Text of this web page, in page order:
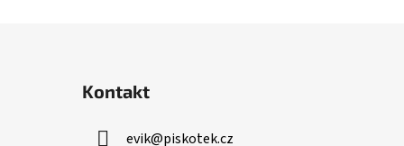
Kontakt
evik@piskotek.cz